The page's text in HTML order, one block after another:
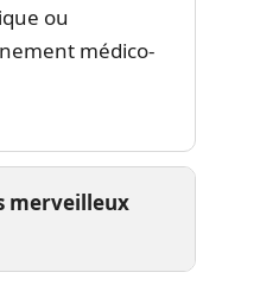
ou
médico-
merveilleux